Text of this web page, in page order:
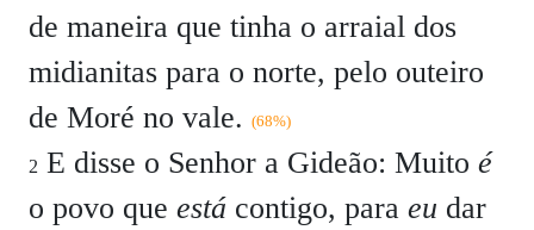
de maneira que tinha o arraial dos
midianitas para o norte, pelo outeiro
de Moré no vale. (68%)
2 E disse o Senhor a Gideão: Muito é
o povo que está contigo, para eu dar